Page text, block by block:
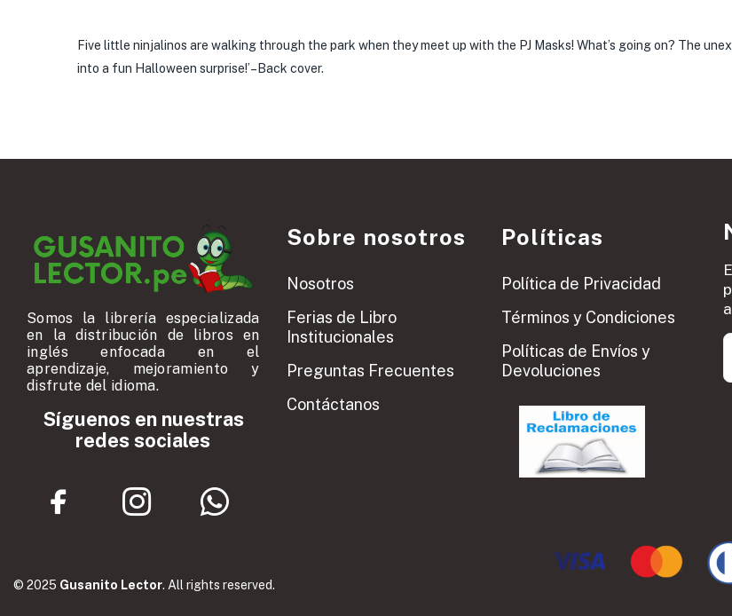
Five little ninjalinos are walking through the park when they meet up with the PJ Masks! What’s going on? The
into a fun Halloween surprise!’–Back cover.
Somos la librería especializada
en la distribución de libros en
inglés enfocada en el
aprendizaje, mejoramiento y
disfrute del idioma.
Síguenos en nuestras
redes sociales
Sobre nosotros
Nosotros
Ferias de Libro
Institucionales
Preguntas Frecuentes
Contáctanos
Políticas
Política de Privacidad
Términos y Condiciones
Políticas de Envíos y
Devoluciones
© 2025 Gusanito Lector. All rights reserved.